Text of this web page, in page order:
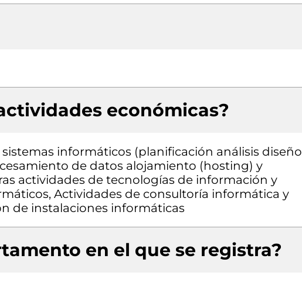
económicas?
informáticos (planificación análisis diseño
de datos alojamiento (hosting) y
actividades de tecnologías de información y
Actividades de consultoría informática y
de instalaciones informáticas
en el que se registra?